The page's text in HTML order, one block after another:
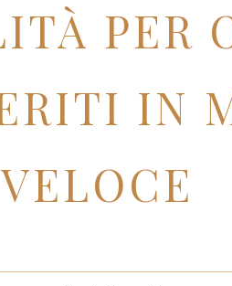
PER
IN
VELOCE